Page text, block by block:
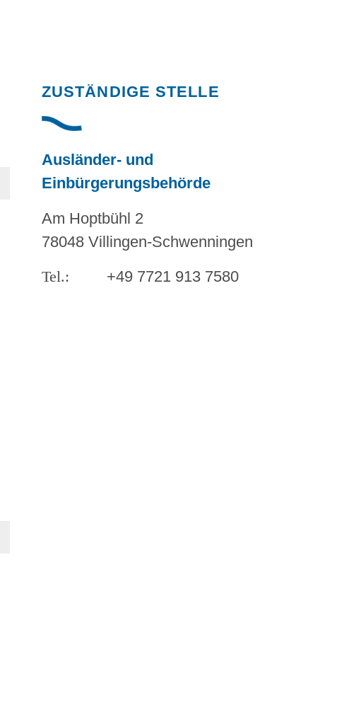
Randspalte
ZUSTÄNDIGE STELLE
Ausländer- und
Einbürgerungsbehörde
Am Hoptbühl 2
78048 Villingen-Schwenningen
+49 7721 913 7580